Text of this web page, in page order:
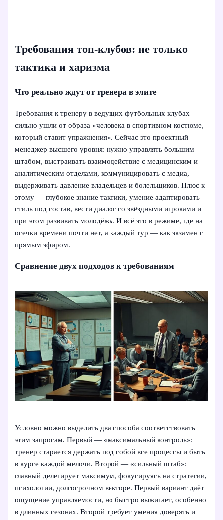
Требования топ-клубов: не только
тактика и харизма
Что реально ждут от тренера в элите
Требования к тренеру в ведущих футбольных клубах
сильно ушли от образа «человека в спортивном костюме,
который ставит упражнения». Сейчас это проектный
менеджер высшего уровня: нужно управлять большим
штабом, выстраивать взаимодействие с медицинским и
аналитическим отделами, коммуницировать с медиа,
выдерживать давление владельцев и болельщиков. Плюс к
этому — глубокое знание тактики, умение адаптировать
стиль под состав, вести диалог со звёздными игроками и
при этом развивать молодёжь. И всё это в режиме, где на
осечки времени почти нет, а каждый тур — как экзамен с
прямым эфиром.
Сравнение двух подходов к требованиям
Условно можно выделить два способа соответствовать
этим запросам. Первый — «максимальный контроль»:
тренер старается держать под собой все процессы и быть
в курсе каждой мелочи. Второй — «сильный штаб»:
главный делегирует максимум, фокусируясь на стратегии,
психологии, долгосрочном векторе. Первый вариант даёт
ощущение управляемости, но быстро выжигает, особенно
в длинных сезонах. Второй требует умения доверять и